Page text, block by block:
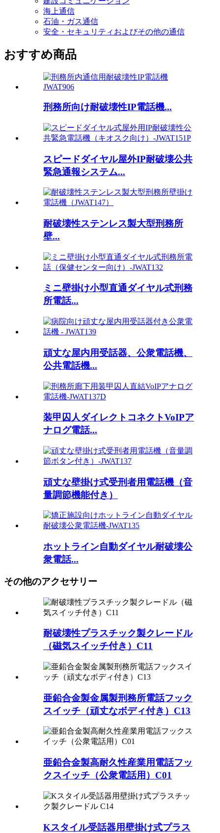
海上通信
石油・ガス通信
安全・セキュリティおよびその他の通信
おすすめ商品
刑務所向け耐破壊性IP電話機...
スピードダイヤル屋外IP耐破壊公共
緊急通報システム...
耐破壊性ステンレス製大型刑務所
壁...
ミニ壁掛け小型直通ダイヤル式刑務
所電話...
頑丈な屋内用受話器、公衆電話機、
公共電話機...
装甲囚人ダイレクトコネクトVoIPア
ナログ電話...
頑丈な壁掛け式受刑者用電話機（音
量調節機能付き）
ホットライン自動ダイヤル耐破壊公
衆電話...
その他のアクセサリー
耐破壊性プラスチック製クレードル
（磁気スイッチ付き）C11
亜鉛合金製金属製刑務所電話フック
スイッチ（頑丈なボディ付き）C13
亜鉛合金製高耐久性産業用電話フッ
クスイッチ（公衆電話用）C01
Kスタイル受話器用壁掛け式プラス